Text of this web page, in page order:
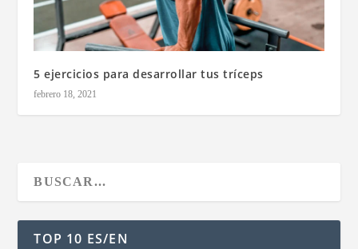
5 ejercicios para desarrollar tus tríceps
febrero 18, 2021
TOP 10 ES/EN